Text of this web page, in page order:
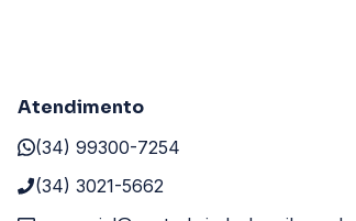
Atendimento
(34) 99300-7254
(34) 3021-5662